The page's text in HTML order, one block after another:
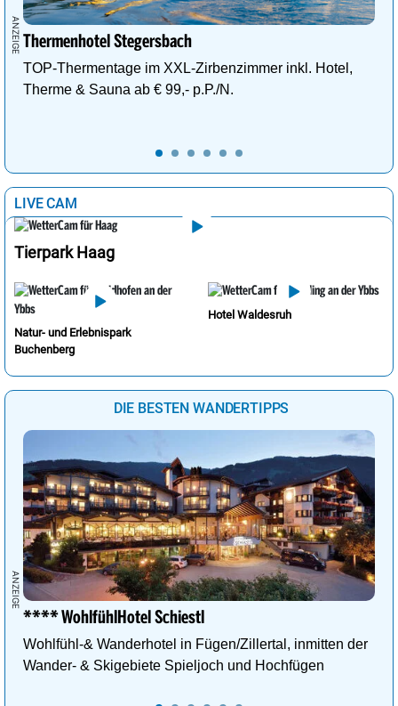
Thermenhotel Stegersbach
TOP-Thermentage im XXL-Zirbenzimmer inkl. Hotel,
Therme & Sauna ab € 99,- p.P./N.
LIVE CAM
Tierpark Haag
Natur- und Erlebnispark
Buchenberg
Hotel Waldesruh
DIE BESTEN WANDERTIPPS
**** WohlfühlHotel Schiestl
Wohlfühl-& Wanderhotel in Fügen/Zillertal, inmitten der
Wander- & Skigebiete Spieljoch und Hochfügen